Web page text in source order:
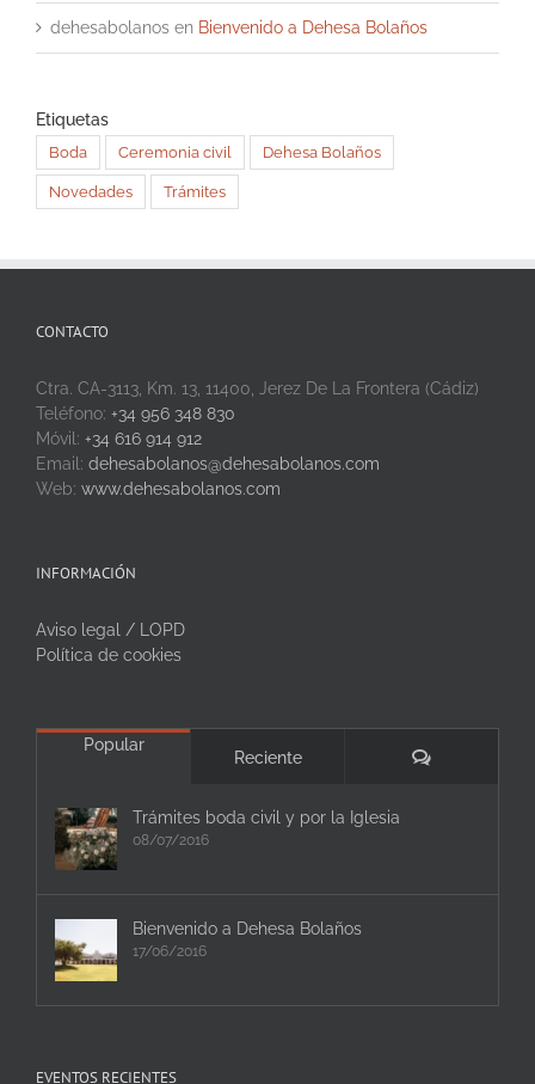
dehesabolanos en Bienvenido a Dehesa Bolaños
Etiquetas
Boda Ceremonia civil Dehesa Bolaños
Novedades Trámites
CONTACTO
Ctra. CA-3113, Km. 13, 11400, Jerez De La Frontera (Cádiz)
Teléfono: +34 956 348 830
Móvil: +34 616 914 912
Email: dehesabolanos@dehesabolanos.com
Web: www.dehesabolanos.com
INFORMACIÓN
Aviso legal / LOPD
Política de cookies
Popular
Reciente Comentarios
Trámites boda civil y por la Iglesia
08/07/2016
Bienvenido a Dehesa Bolaños
17/06/2016
EVENTOS RECIENTES